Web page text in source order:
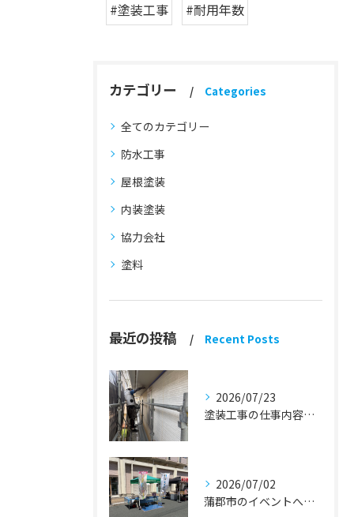
#塗装工事 #耐用年数
カテゴリー Categories
全てのカテゴリー
防水工事
屋根塗装
内装塗装
協力会社
塗料
最近の投稿 Recent Posts
2026/07/23
塗装工事の仕事内容『蒲郡市・岡崎市 外壁塗装・屋根塗装・雨漏り修理』
2026/07/02
蒲郡市のイベントへ出店しました！『外壁塗装・屋根塗装・雨漏り修理』